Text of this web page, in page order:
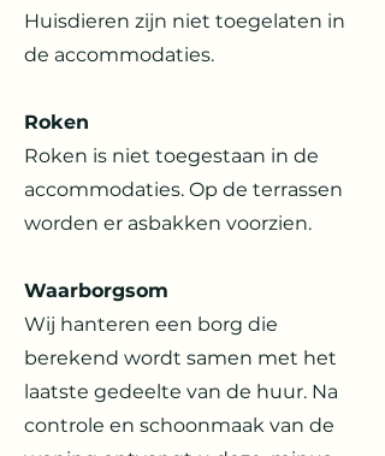
Huisdieren zijn niet toegelaten in
de accommodaties.
Roken
Roken is niet toegestaan in de
accommodaties. Op de terrassen
worden er asbakken voorzien.
Waarborgsom
Wij hanteren een borg die
berekend wordt samen met het
laatste gedeelte van de huur. Na
controle en schoonmaak van de